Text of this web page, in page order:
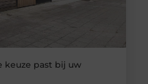
keuze past bij uw